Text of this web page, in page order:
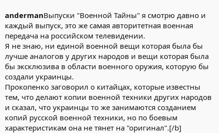
andermanВыпуски "Военной Тайны" я смотрю давно и
каждый выпуск, это же самая авторитетная военная
передача на российском телевидении.
Я не знаю, ни единой военной вещи которая была бы
лучше аналогов у других народов и вещи которая была
бы эксклюзива в области военного оружия, которую бы
создали украинцы.
Прокопенко заговорил о китайцах, которые известны
тем, что делают копии военной техники других народов
и сказал, что украинцы то же занимаются созданием
копий русской военной техники, но по боевым
характеристикам она не тянет на "оригинал".[/b]